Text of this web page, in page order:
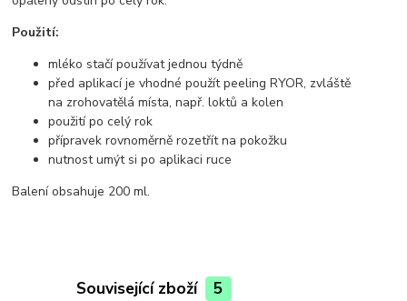
Použití:
mléko stačí používat jednou týdně
před aplikací je vhodné použít peeling RYOR, zvláště
na zrohovatělá místa, např. loktů a kolen
použití po celý rok
přípravek rovnoměrně rozetřít na pokožku
nutnost umýt si po aplikaci ruce
Balení obsahuje 200 ml.
Související zboží 5